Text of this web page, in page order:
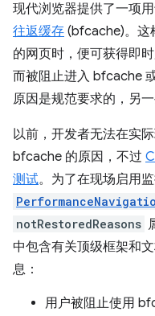
现代浏览器提供了一项
往返缓存 (bfcache)。这
的网页时，便可获得即
而被阻止进入 bfcache
原因是规范要求的，另
以前，开发者无法在实
bfcache 的原因，不过
测试。为了在现场启用
notRestoredReasons
中包含有关顶级框架和
息：
用户被阻止使用